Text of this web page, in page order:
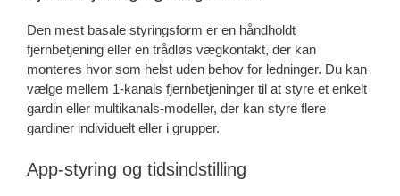
Den mest basale styringsform er en håndholdt
fjernbetjening eller en trådløs vægkontakt, der kan
monteres hvor som helst uden behov for ledninger. Du kan
vælge mellem 1-kanals fjernbetjeninger til at styre et enkelt
gardin eller multikanals-modeller, der kan styre flere
gardiner individuelt eller i grupper.
App-styring og tidsindstilling